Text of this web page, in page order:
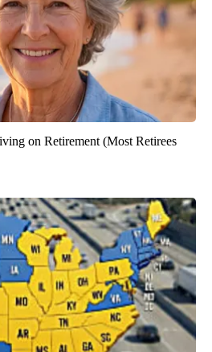
on Retirement (Most Retirees